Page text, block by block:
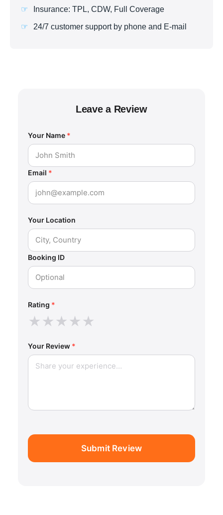
Insurance: TPL, CDW, Full Coverage
24/7 customer support by phone and E-mail
Leave a Review
Your Name *
Email *
Your Location
Booking ID
Rating *
★★★★★
Your Review *
Submit Review